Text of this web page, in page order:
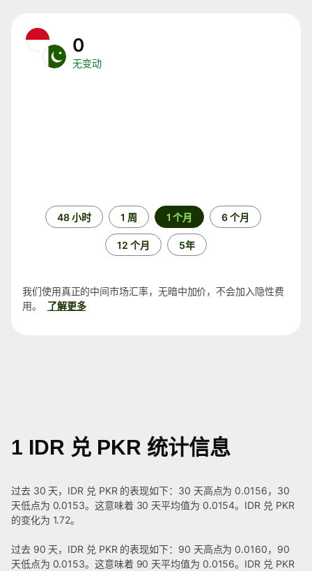
0
无变动
48 小时 1 周 1 个月 6 个月
12 个月 5年
我们使用真正的中间市场汇率，无暗中加价，不会加入隐性费
用。
了解更多
1 IDR 兑 PKR 统计信息
过去 30 天，IDR 兑 PKR 的表现如下：30 天高点为 0.0156，30
天低点为 0.0153。这意味着 30 天平均值为 0.0154。IDR 兑 PKR
的变化为 1.72。
过去 90 天，IDR 兑 PKR 的表现如下：90 天高点为 0.0160，90
天低点为 0.0153。这意味着 90 天平均值为 0.0156。IDR 兑 PKR